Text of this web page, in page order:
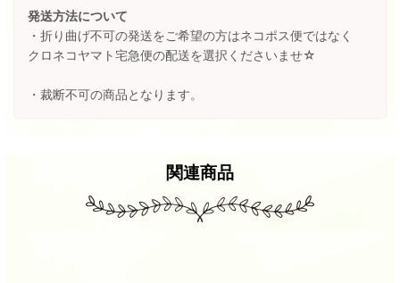
発送方法について
・折り曲げ不可の発送をご希望の方はネコポス便ではなく
クロネコヤマト宅急便の配送を選択くださいませ☆
・裁断不可の商品となります。
関連商品